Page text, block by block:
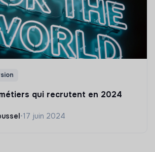
qui recrutent en 2024
•17 juin 2024